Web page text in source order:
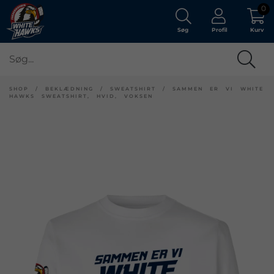
Søg Profil Kurv
0
SHOP / BEKLÆDNING / SWEATSHIRT / SAMMEN ER VI WHITE
HAWKS SWEATSHIRT, HVID, VOKSEN